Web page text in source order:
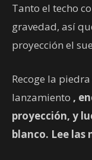
Tanto el techo
gravedad, así
proyección el
Recoge la
lanzamiento ,
proyección, y
blanco. Lee las